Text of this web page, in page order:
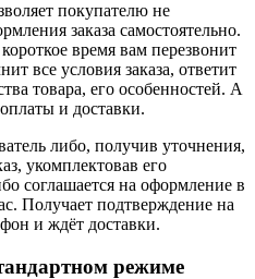
покупателю не
заказа самостоятельно.
время вам перезвонит
все условия заказа, ответит
товара, его особенностей. А
и доставки.
либо, получив уточнения,
укомплектовав его
соглашается на оформление в
Получает подтверждение на
и ждёт доставки.
режиме